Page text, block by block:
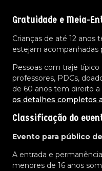
Gratuidade e Meia-
Crianças de até 12 anos
estejam acompanhadas
Pessoas com traje
professores, PDCs,
de 60 anos tem direito
os detalhes completos
Classificação do
Evento para público
A entrada e
menores de 16 anos